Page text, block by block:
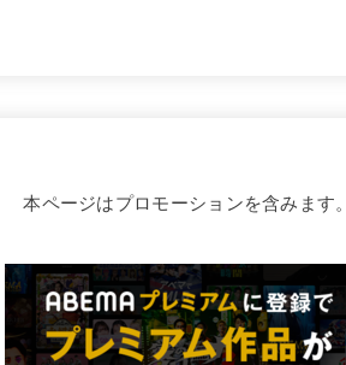
本ページはプロモーションを含みます。